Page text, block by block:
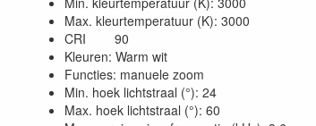
Max. kleurtemperatuur (K): 3000
CRI 90
Kleuren: Warm wit
Functies: manuele zoom
Min. hoek lichtstraal (°): 24
Max. hoek lichtstraal (°): 60